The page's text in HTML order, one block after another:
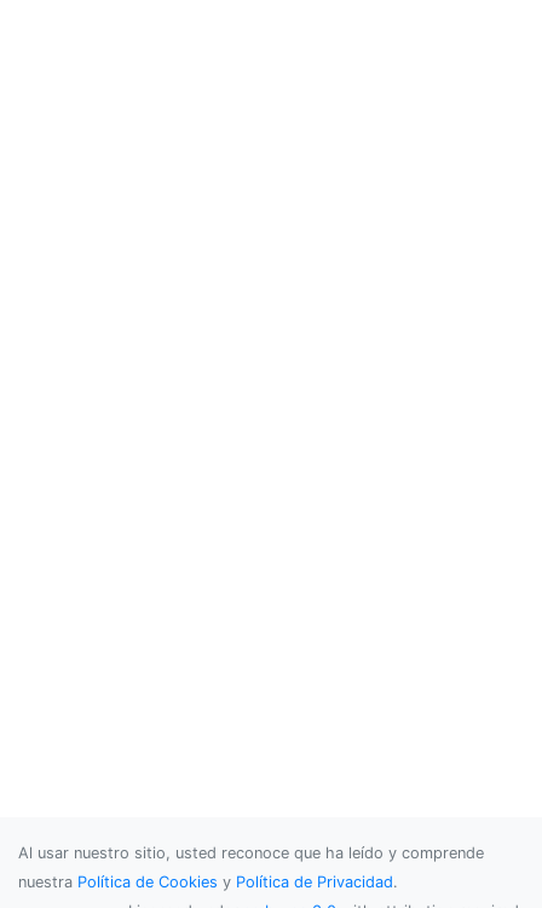
Al usar nuestro sitio, usted reconoce que ha leído y comprende
nuestra Política de Cookies y Política de Privacidad.